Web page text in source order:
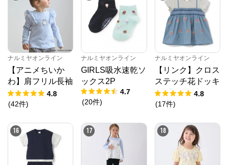
ナルミヤオンライン
【アニメちいか
わ】肩フリル長袖
Tシャツ
4.8
(42件)
ナルミヤオンライン
GIRLS吸水速乾ソ
ックス2P
4.7
(20件)
ナルミヤオンライン
【リンク】クロス
ステッチ花ドッキ
ングTシャツ
4.8
(17件)
16 17 18